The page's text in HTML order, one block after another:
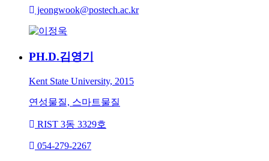
jeongwook@postech.ac.kr
PH.D.김영기
Kent State University, 2015
연성물질, 스마트물질
RIST 3동 3329호
054-279-2267